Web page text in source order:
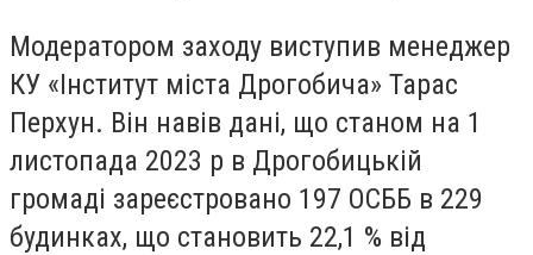
Модератором заходу виступив менеджер
КУ «Інститут міста Дрогобича» Тарас
Перхун. Він навів дані, що станом на 1
листопада 2023 р в Дрогобицькій
громаді зареєстровано 197 ОСББ в 229
будинках, що становить 22,1 % від